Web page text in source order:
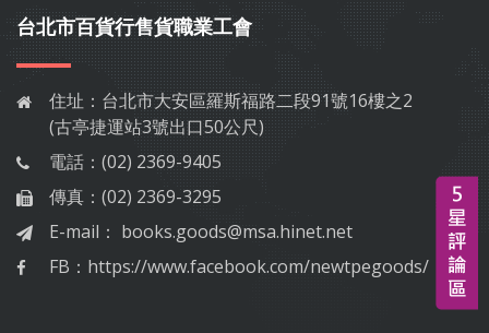
台北市百貨行售貨職業工會
住址： 台北市大安區羅斯福路二段91號16樓之2
(古亭捷運站3號出口50公尺)
電話： (02) 2369-9405
傳真： (02) 2369-3295
E-mail： books.goods@msa.hinet.net
FB： https://www.facebook.com/newtpegoods/